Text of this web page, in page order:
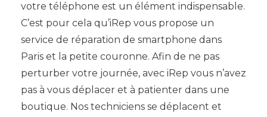
votre téléphone est un élément indispensable.
C’est pour cela qu’iRep vous propose un
service de réparation de smartphone dans
Paris et la petite couronne. Afin de ne pas
perturber votre journée, avec iRep vous n’avez
pas à vous déplacer et à patienter dans une
boutique. Nos techniciens se déplacent et